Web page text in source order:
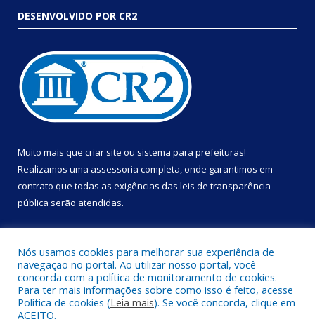
DESENVOLVIDO POR CR2
Muito mais que criar site ou sistema para prefeituras!
Realizamos uma assessoria completa, onde garantimos em
contrato que todas as exigências das leis de transparência
pública serão atendidas.
Todos os direitos reservados a Prefeitura Municipal de Portel.
Nós usamos cookies para melhorar sua experiência de
navegação no portal. Ao utilizar nosso portal, você
concorda com a política de monitoramento de cookies.
Para ter mais informações sobre como isso é feito, acesse
Política de cookies (Leia mais). Se você concorda, clique em
ACEITO.